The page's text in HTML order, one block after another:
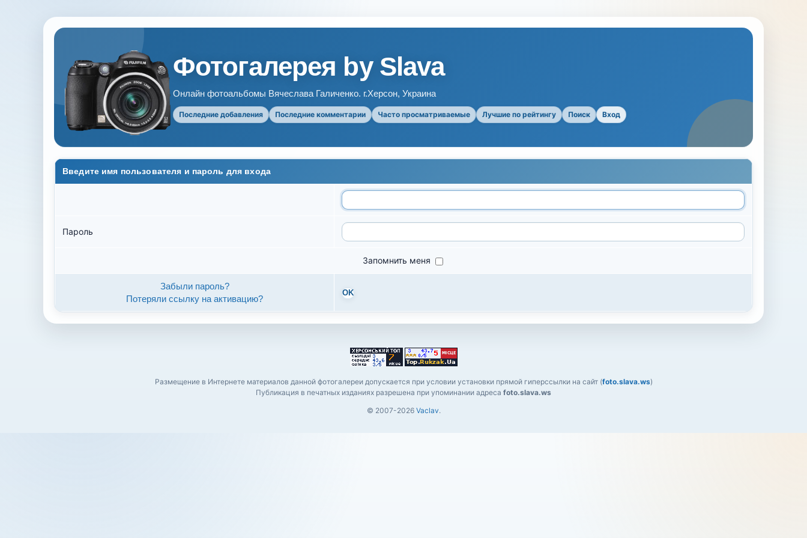
Фотогалерея by Slava
Онлайн фотоальбомы Вячеслава Галиченко. г.Херсон, Украина
Последние добавления Последние комментарии Часто просматриваемые Лучшие по рейтингу Поиск Вход
Введите имя пользователя и пароль для входа
Пароль
Запомнить меня
Забыли пароль?
Потеряли ссылку на активацию?
OK
Размещение в Интернете материалов данной фотогалереи допускается при условии установки прямой гиперссылки на сайт (foto.slava.ws)
Публикация в печатных изданиях разрешена при упоминании адреса foto.slava.ws
© 2007-2026 Vaclav.